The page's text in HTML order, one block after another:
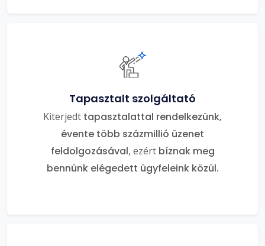
Tapasztalt szolgáltató
Kiterjedt tapasztalattal rendelkezünk,
évente több százmillió üzenet
feldolgozásával, ezért bíznak meg
bennünk elégedett ügyfeleink közül.